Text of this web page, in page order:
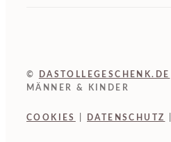
© DASTOLLEGESCHENK.DE
MÄNNER & KINDER
COOKIES DATENSCHUTZ